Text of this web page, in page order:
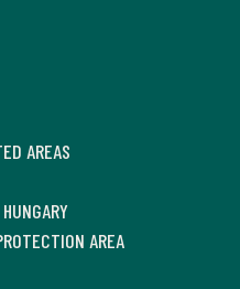
AREAS
AREA